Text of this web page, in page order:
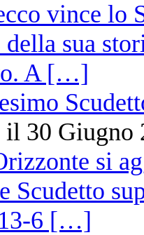
30 Giugno